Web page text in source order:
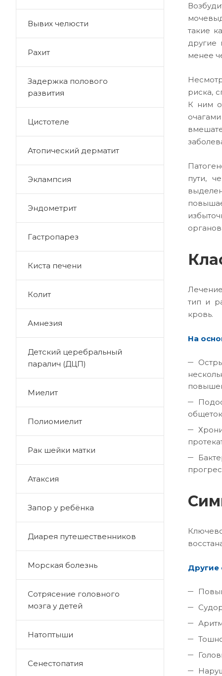
такие
другие
менее
риска,
К ним
пути,
тип и
кровь.
На
Другие
Вывих челюсти
Рахит
Задержка полового
развития
Цистотеле
Атопический дерматит
Эклампсия
Эндометрит
Гастропарез
Киста печени
Колит
Амнезия
Детский церебральный
паралич (ДЦП)
Миелит
Полиомиелит
Рак шейки матки
Атаксия
Запор у ребёнка
Диарея путешественников
Морская болезнь
Сотрясение головного
мозга у детей
Натоптыши
Сенестопатия